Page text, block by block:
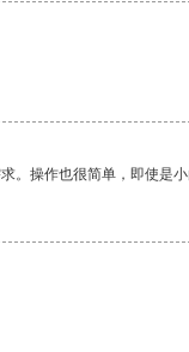
。操作也很简单，即使是小